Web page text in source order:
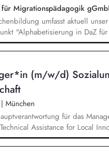
für Migrationspädagogik
umfasst aktuell
"Alphabetisierung in DaZ
bezogene Projekte
und rassismuskritisches
Der Bereich Sprachenbildung
und innovative
angeschlossenen
(m/w/d)
| München
für das
Assistance for Local